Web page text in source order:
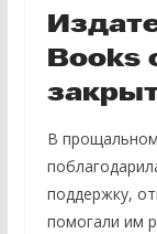
Books
В
поддержку,
помогали им